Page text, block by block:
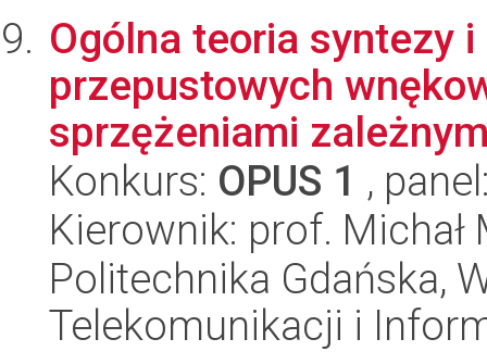
Ogólna teoria syntezy
przepustowych
sprzężeniami
Konkurs: OPUS 1 ,
Kierownik: prof. Michał
Politechnika Gdańska,
Telekomunikacji i